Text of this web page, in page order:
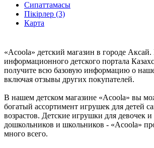
Сипаттамасы
Пікірлер (3)
Карта
«Acoola» детский магазин в городе
информационного детского портала
получите всю базовую информацию о
включая отзывы других покупателей.
В нашем детском магазине «Acoola» вы
богатый ассортимент игрушек для детей
возрастов. Детские игрушки для девочек
дошкольников и школьников - «Acoola»
много всего.